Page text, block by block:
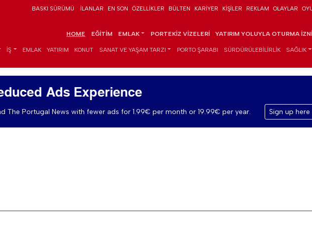
BASKI SÜRÜMÜ İLANLAR EN SON ÖZELLIKLER BÜLTEN KARIYER KIŞILER REKLAM OLAYLAR
HOME EĞITIM EMLAK PORTEKIZ VIZELERI YATIRIM YOLUYLA OTURMA İZNI
İŞ EMLAK YATIRIM KONUT SANAT VE YAŞAM TARZI PORTO ŞARABI SÜRDÜRÜLEBILIRLIK SAĞLIK
Ads Experience
The Portugal News with fewer ads for 1.99€ per month or 19.99€ per year. Sign up here